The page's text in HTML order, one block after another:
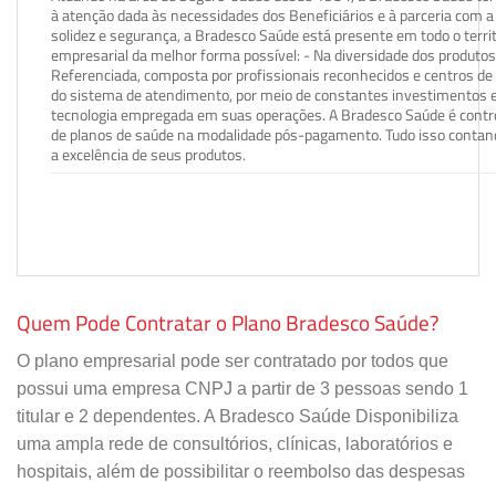
à atenção dada às necessidades dos Beneficiários e à parceria com
solidez e segurança, a Bradesco Saúde está presente em todo o
empresarial da melhor forma possível: - Na diversidade dos
Referenciada, composta por profissionais reconhecidos e centros
do sistema de atendimento, por meio de constantes investimentos
tecnologia empregada em suas operações. A Bradesco Saúde é
de planos de saúde na modalidade pós-pagamento. Tudo isso
a excelência de seus produtos.
Quem Pode Contratar o Plano Bradesco Saúde?
O plano empresarial pode ser contratado por todos que
possui uma empresa CNPJ a partir de 3 pessoas sendo 1
titular e 2 dependentes. A Bradesco Saúde Disponibiliza
uma ampla rede de consultórios, clínicas, laboratórios e
hospitais, além de possibilitar o reembolso das despesas